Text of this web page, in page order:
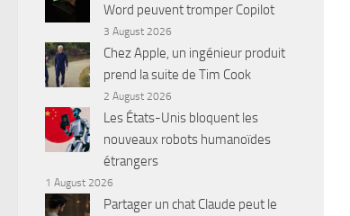
Word peuvent tromper Copilot
3 August 2026
Chez Apple, un ingénieur produit
prend la suite de Tim Cook
2 August 2026
Les États-Unis bloquent les
nouveaux robots humanoïdes
étrangers
1 August 2026
Partager un chat Claude peut le